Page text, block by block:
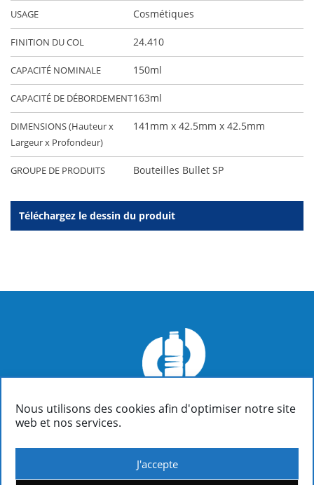
Nous utilisons des cookies afin d'optimiser notre site
web et nos services.
J'accepte
Téléchargez le dessin du produit
USAGE Cosmétiques
FINITION DU COL 24.410
CAPACITÉ NOMINALE 150ml
CAPACITÉ DE DÉBORDEMENT163ml
DIMENSIONS (Hauteur x
Largeur x Profondeur)
141mm x 42.5mm x 42.5mm
GROUPE DE PRODUITS Bouteilles Bullet SP
FIALOPLASTIKI SA
(+30)22620 31090 : Informations | Comptabilité | Ventes
(+30)22620 31326 : Direction Générale | Gestion des ventes
(+30)22620 31382 : Service Technique | Conception et ingénierie de